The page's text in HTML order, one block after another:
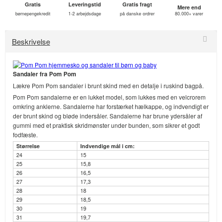
Gratis
børnepengekredit
Leveringstid
1-2 arbejdsdage
Gratis fragt
på danske ordrer
Mere end
80.000+ varer
Beskrivelse
Sandaler fra Pom Pom
Lækre Pom Pom sandaler i brunt skind med en detalje i ruskind bagpå.
Pom Pom sandalerne er en lukket model, som lukkes med en velcrorem
omkring anklerne. Sandalerne har forstærket hælkappe, og indvendigt er
der brunt skind og bløde indersåler. Sandalerne har brune ydersåler af
gummi med et praktisk skridmønster under bunden, som sikrer et godt
fodfæste.
Størrelse Indvendige mål i cm:
24
15
25
15,8
26
16,5
27
17,3
28
18
29
18,5
30
19
31
19,7